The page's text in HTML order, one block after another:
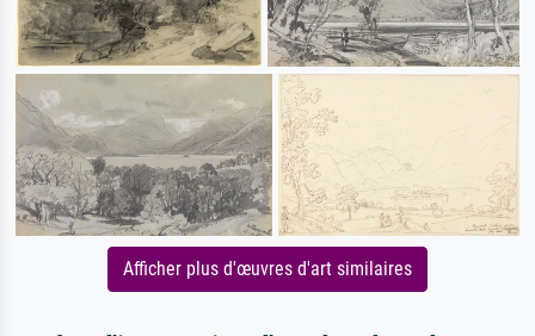
Afficher plus d'œuvres d'art similaires